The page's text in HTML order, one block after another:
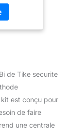
-
avant
une
et
les
2 ans.
de Tike securite
kit est conçu pour
de faire
une centrale